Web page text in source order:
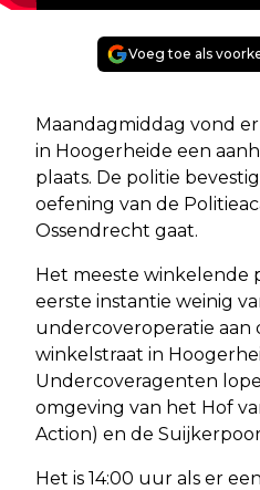
Voeg toe als
Maandagmiddag vond
in Hoogerheide een
plaats. De politie
oefening van de
Ossendrecht gaat.
Het meeste winkelende
eerste instantie weinig
undercoveroperatie aan
winkelstraat in
Undercoveragenten
omgeving van het Hof
Action) en de
Het is 14:00 uur als er